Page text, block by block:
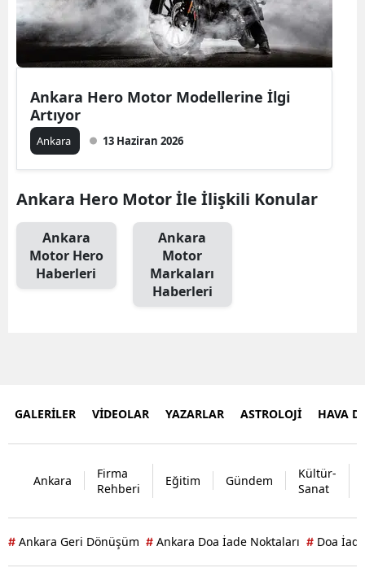
Ankara Hero Motor Modellerine İlgi
Artıyor
Ankara 13 Haziran 2026
Ankara Hero Motor İle İlişkili Konular
Ankara
Motor Hero
Haberleri
Ankara
Motor
Markaları
Haberleri
GALERİLER VİDEOLAR YAZARLAR ASTROLOJİ HAVA
Ankara
Firma
Rehberi
Eğitim Gündem
Kültür-
Sanat
# Ankara Geri Dönüşüm # Ankara Doa İade Noktaları # Doa